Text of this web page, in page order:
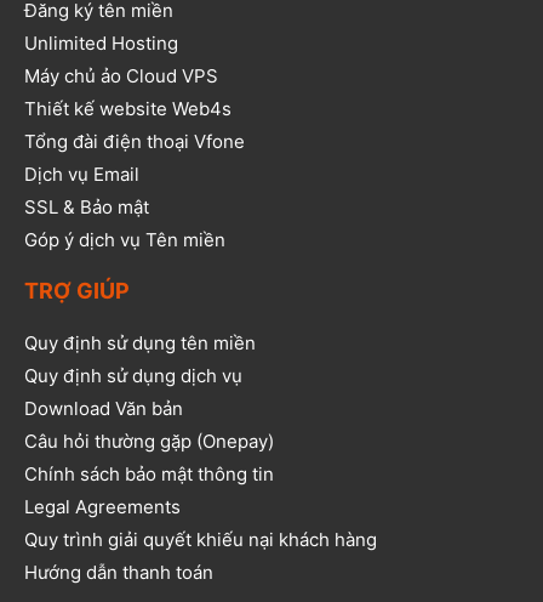
Đăng ký tên miền
Unlimited Hosting
Máy chủ ảo Cloud VPS
Thiết kế website Web4s
Tổng đài điện thoại Vfone
Dịch vụ Email
SSL & Bảo mật
Góp ý dịch vụ Tên miền
TRỢ GIÚP
Quy định sử dụng tên miền
Quy định sử dụng dịch vụ
Download Văn bản
Câu hỏi thường gặp (Onepay)
Chính sách bảo mật thông tin
Legal Agreements
Quy trình giải quyết khiếu nại khách hàng
Hướng dẫn thanh toán